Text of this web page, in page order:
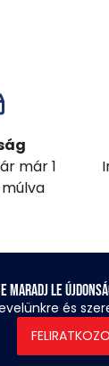
már 1
maradj le
és